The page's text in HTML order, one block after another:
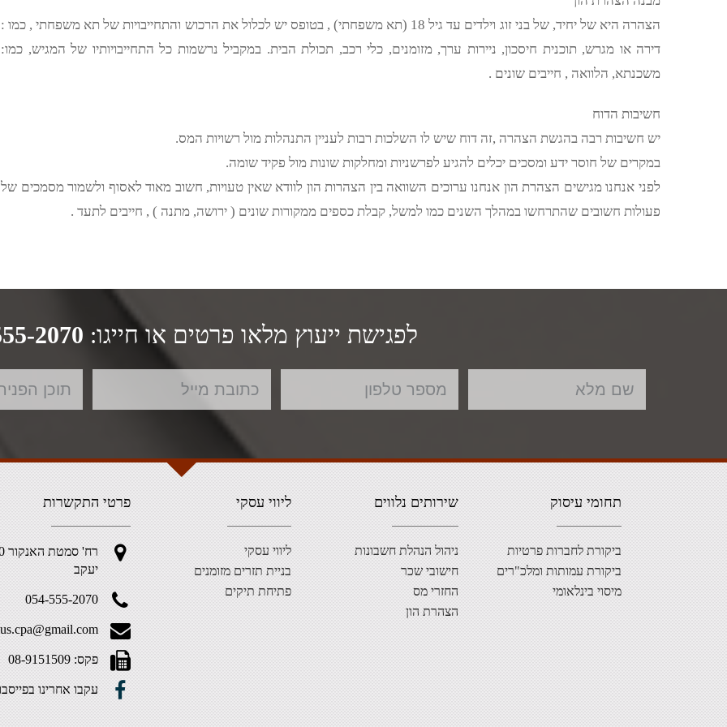
הצהרה היא של יחיד, של בני זוג וילדים עד גיל 18 (תא משפחתי) , בטופס יש לכלול את הרכוש והתחייבויות של תא משפחתי , כמו :
דירה או מגרש, תוכנית חיסכון, ניירות ערך, מזומנים, כלי רכב, תכולת הבית. במקביל נרשמות כל התחייבויותיו של המגיש, כמו:
משכנתא, הלוואה , חייבים שונים .
חשיבות הדוח
יש חשיבות רבה בהגשת הצהרה ,זה דוח שיש לו השלכות רבות לעניין התנהלות מול רשויות המס.
במקרים של חוסר ידע ומסכים יכלים להגיע לפרשניות ומחלקות שונות מול פקיד שומה.
לפני אנחנו מגישים הצהרת הון אנחנו ערוכים השוואה בין הצהרות הון לוודא שאין טעויות, חשוב מאוד לאסוף ולשמור מסמכים של
פעולות חשובים שהתרחשו במהלך השנים כמו למשל, קבלת כספים ממקורות שונים ( ירושה, מתנה ) , חייבים לתעד .
לפגישת ייעוץ מלאו פרטים או חייגו: 2070
תחומי עיסוק
ביקורת לחברות פרטיות
ביקורת עמותות ומלכ"רים
מיסוי בינלאומי
שירותים נלווים
ניהול הנהלת חשבונות
חישובי שכר
החזרי מס
הצהרת הון
ליווי עסקי
ליווי עסקי
בניית תזרים מזומנים
פתיחת תיקים
פרטי התקשרות
יעקב
054-555-2070
פקס: 08-9151509
עקבו אחרינו